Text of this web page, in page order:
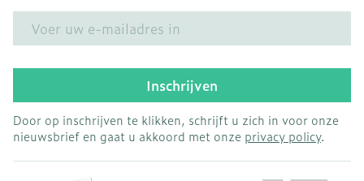
Inschrijven
Door op inschrijven te klikken, schrijft u zich in voor onze
nieuwsbrief en gaat u akkoord met onze privacy policy.